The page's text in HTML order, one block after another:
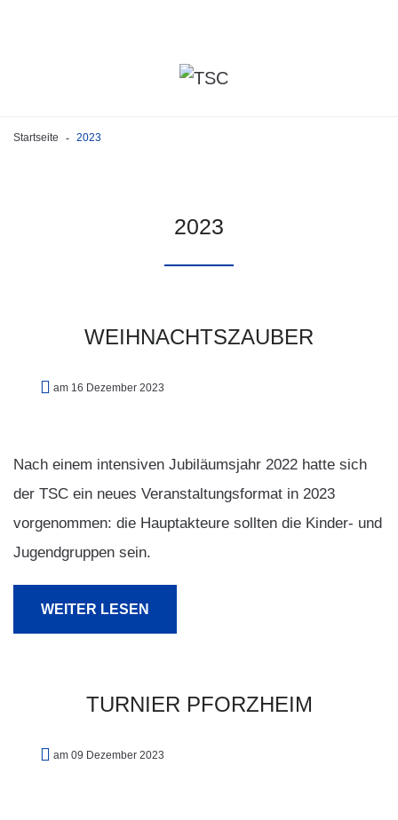
Startseite - 2023
2023
WEIHNACHTSZAUBER
am 16 Dezember 2023
Nach einem intensiven Jubiläumsjahr 2022 hatte sich
der TSC ein neues Veranstaltungsformat in 2023
vorgenommen: die Hauptakteure sollten die Kinder- und
Jugendgruppen sein.
WEITER LESEN
TURNIER PFORZHEIM
am 09 Dezember 2023